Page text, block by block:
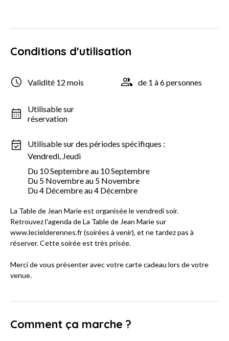
Conditions d'utilisation
Validité 12 mois de 1 à 6 personnes
Utilisable sur
réservation
Utilisable sur des périodes spécifiques :
Vendredi, Jeudi
Du 10 Septembre au 10 Septembre
Du 5 Novembre au 5 Novembre
Du 4 Décembre au 4 Décembre
La Table de Jean Marie est organisée le vendredi soir.
Retrouvez l'agenda de La Table de Jean Marie sur
www.lecielderennes.fr (soirées à venir), et ne tardez pas à
réserver. Cette soirée est très prisée.
Merci de vous présenter avec votre carte cadeau lors de votre
venue.
Comment ça marche ?